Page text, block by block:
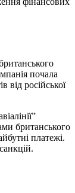
почала
від російської
британського
платежі.